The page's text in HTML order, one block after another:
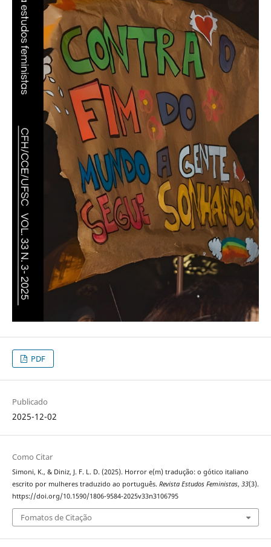
PDF
Publicado
2025-12-02
Como Citar
Simoni, K., & Diniz, J. F. L. D. (2025). Horror e(m) tradução: o gótico italiano
escrito por mulheres traduzido ao português. Revista Estudos Feministas, 33(3).
https://doi.org/10.1590/1806-9584-2025v33n3106795
Fomatos de Citação